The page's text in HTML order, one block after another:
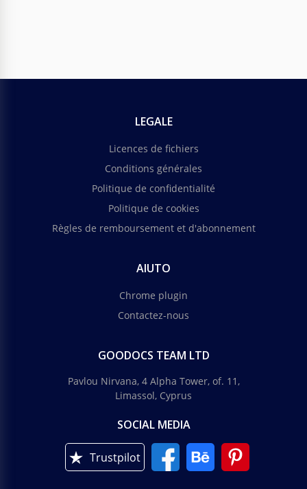
LEGALE
Licences de fichiers
Conditions générales
Politique de confidentialité
Politique de cookies
Règles de remboursement et d'abonnement
AIUTO
Chrome plugin
Contactez-nous
GOODOCS TEAM LTD
Pavlou Nirvana, 4 Alpha Tower, of. 11,
Limassol, Cyprus
SOCIAL MEDIA
Trustpilot